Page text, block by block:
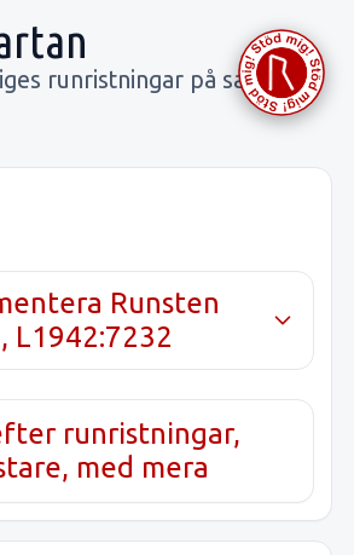
runristningar på samma
Runsten
L1942:7232
runristningar,
med mera